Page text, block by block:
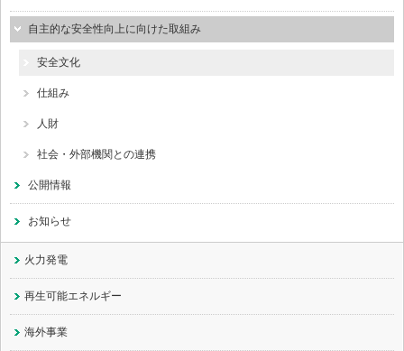
自主的な安全性向上に向けた取組み
安全文化
仕組み
人財
社会・外部機関との連携
公開情報
お知らせ
火力発電
再生可能エネルギー
海外事業